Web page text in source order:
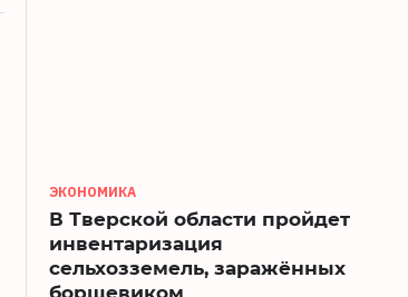
ЭКОНОМИКА
В Тверской области пройдет
инвентаризация
сельхозземель, заражённых